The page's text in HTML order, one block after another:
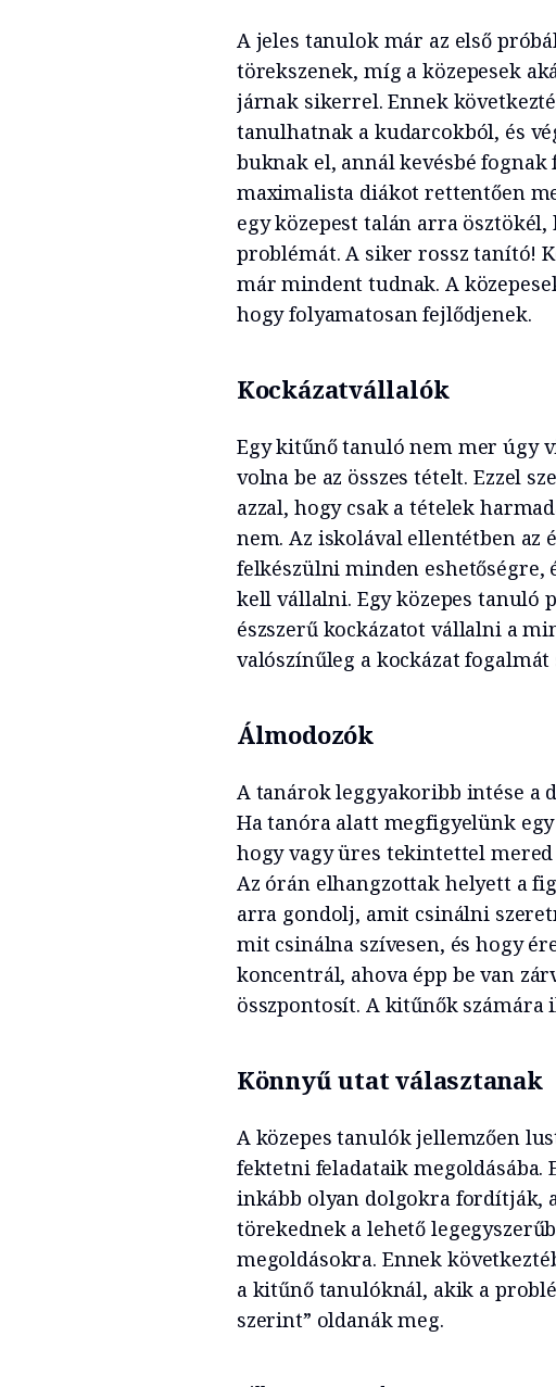
A jeles tanulok már az első
törekszenek, míg a közepesek
járnak sikerrel. Ennek
tanulhatnak a kudarcokból, és
buknak el, annál kevésbé
maximalista diákot rettentően
egy közepest talán arra
problémát. A siker rossz tanító!
már mindent tudnak. A
hogy folyamatosan fejlődjenek.
Kockázatvállalók
Egy kitűnő tanuló nem mer úgy
volna be az összes tételt. Ezzel
azzal, hogy csak a tételek
nem. Az iskolával ellentétben az
felkészülni minden
kell vállalni. Egy közepes tanuló
észszerű kockázatot vállalni a
valószínűleg a kockázat
Álmodozók
A tanárok leggyakoribb intése a
Ha tanóra alatt megfigyelünk
hogy vagy üres tekintettel
Az órán elhangzottak helyett a
arra gondolj, amit csinálni
mit csinálna szívesen, és hogy
koncentrál, ahova épp be van
összpontosít. A kitűnők számára
Könnyű utat választanak
A közepes tanulók jellemzően
fektetni feladataik megoldásába.
inkább olyan dolgokra fordítják,
törekednek a lehető
megoldásokra. Ennek
a kitűnő tanulóknál, akik a
szerint” oldanák meg.